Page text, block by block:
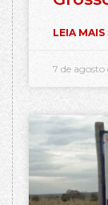
LEIA MAIS
7 de agosto